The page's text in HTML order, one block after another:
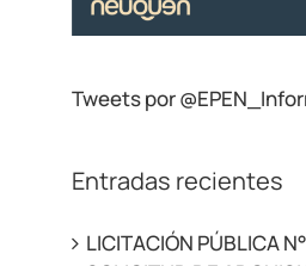
Tweets por
Entradas recientes
LICITACIÓN PÚBLICA